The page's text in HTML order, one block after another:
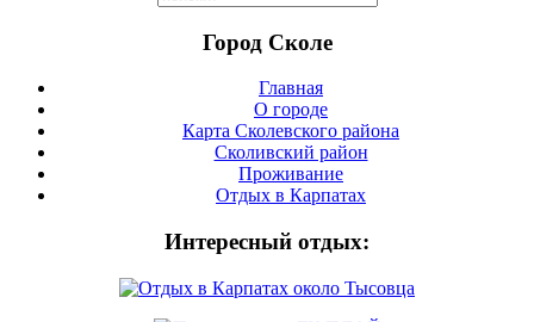
Город Сколе
Главная
О городе
Карта Сколевского района
Сколивский район
Проживание
Отдых в Карпатах
Интересный отдых: